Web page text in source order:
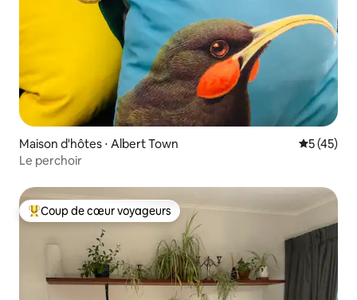
Maison d'hôtes ⋅ Albert Town
5 (45)
Le perchoir
Coups de cœur voyageurs les plus appréciés
Coup de cœur voyageurs